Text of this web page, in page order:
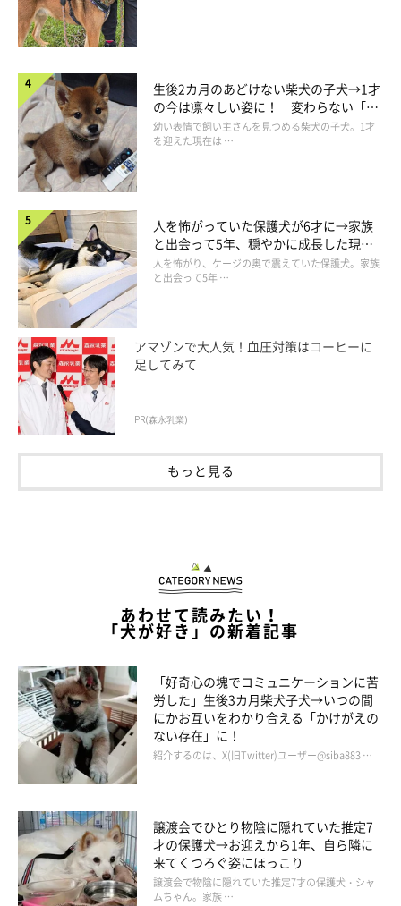
お気に入りの場所でクールダウン
ンレスの冷却ボードなどを置いていた時期もあるのですが、一度
も使ってくれないマロたん…。
生後2カ月のあどけない柴犬の子犬→1才
の今は凛々しい姿に！ 変わらない「く
りくりおめめ」にもほっこり
幼い表情で飼い主さんを見つめる柴犬の子犬。1才
を迎えた現在は …
人を怖がっていた保護犬が6才に→家族
と出会って5年、穏やかに成長した現在
の姿にグッとくる
人を怖がり、ケージの奥で震えていた保護犬。家族
と出会って5年 …
アマゾンで大人気！血圧対策はコーヒーに
足してみて
PR(森永乳業)
もっと見る
あわせて読みたい！
「犬が好き」の新着記事
「好奇心の塊でコミュニケーションに苦
労した」生後3カ月柴犬子犬→いつの間
にかお互いをわかり合える「かけがえの
ない存在」に！
紹介するのは、X(旧Twitter)ユーザー@siba883 …
譲渡会でひとり物陰に隠れていた推定7
才の保護犬→お迎えから1年、自ら隣に
来てくつろぐ姿にほっこり
譲渡会で物陰に隠れていた推定7才の保護犬・シャ
ムちゃん。家族 …